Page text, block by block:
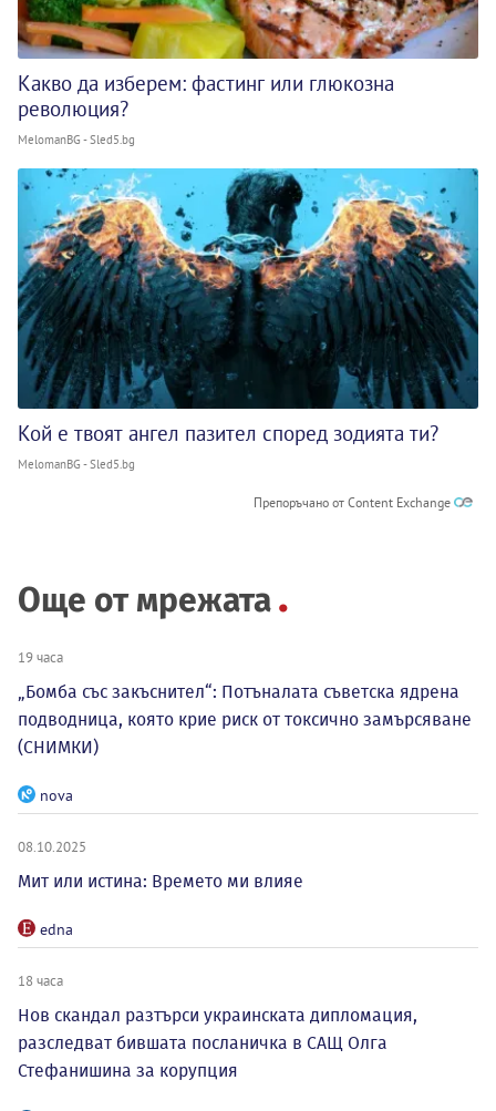
Какво да изберем: фастинг или глюкозна
революция?
MelomanBG - Sled5.bg
Кой е твоят ангел пазител според зодията ти?
MelomanBG - Sled5.bg
Препоръчано от Content Exchange
Още от мрежата
19 часа
„Бомба със закъснител“: Потъналата съветска ядрена
подводница, която крие риск от токсично замърсяване
(СНИМКИ)
nova
08.10.2025
Мит или истина: Времето ми влияе
edna
18 часа
Нов скандал разтърси украинската дипломация,
разследват бившата посланичка в САЩ Олга
Стефанишина за корупция